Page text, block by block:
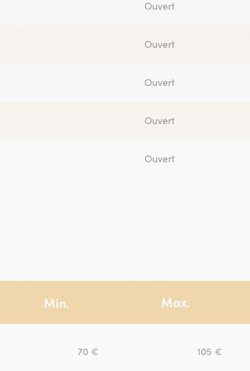
Ouvert
Ouvert
Ouvert
Ouvert
Ouvert
Ouvert
Ouvert
Ouvert
Ouvert
Ouvert
Min. Max.
70 € 105 €